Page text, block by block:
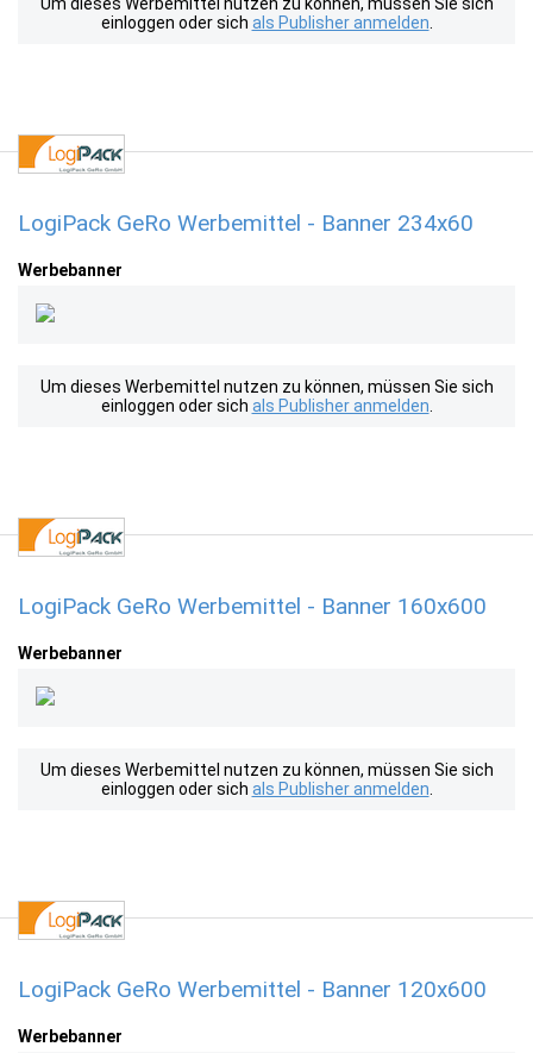
einloggen oder sich als Publisher anmelden
LogiPack GeRo Werbemittel - Banner 234x60
Werbebanner
Um dieses Werbemittel nutzen zu können, müssen Sie sich
einloggen oder sich als Publisher anmelden
LogiPack GeRo Werbemittel - Banner 160x600
Werbebanner
Um dieses Werbemittel nutzen zu können, müssen Sie sich
einloggen oder sich als Publisher anmelden
LogiPack GeRo Werbemittel - Banner 120x600
Werbebanner